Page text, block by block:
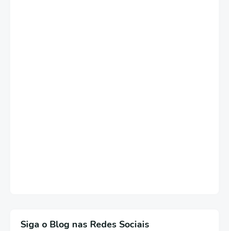
Siga o Blog nas Redes Sociais